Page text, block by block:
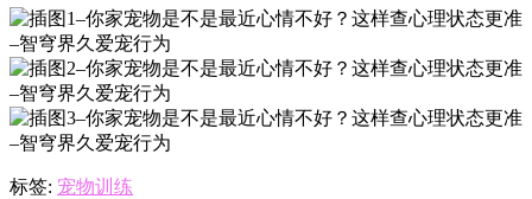
标签: 宠物训练